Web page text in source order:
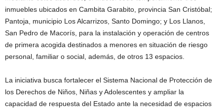
inmuebles ubicados en Cambita Garabito, provincia San Cristóbal;
Pantoja, municipio Los Alcarrizos, Santo Domingo; y Los Llanos,
San Pedro de Macorís, para la instalación y operación de centros
de primera acogida destinados a menores en situación de riesgo
personal, familiar o social, además, de otros 13 espacios.
La iniciativa busca fortalecer el Sistema Nacional de Protección de
los Derechos de Niños, Niñas y Adolescentes y ampliar la
capacidad de respuesta del Estado ante la necesidad de espacios